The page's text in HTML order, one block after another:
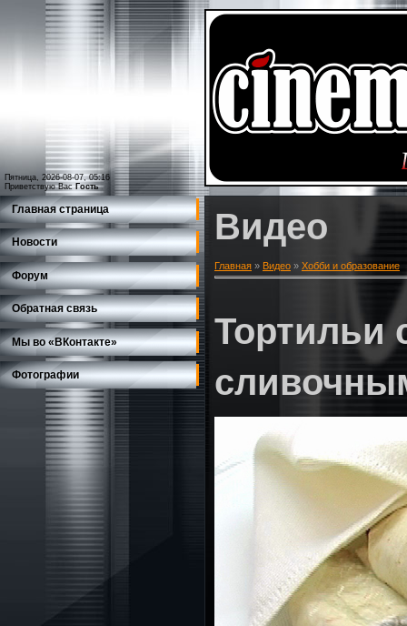
Пятница, 2026-08-07, 05:16
Приветствую Вас Гость
Главная страница
Новости
Форум
Обратная связь
Мы во «ВКонтакте»
Фотографии
Видео
Главная » Видео » Хобби и образование
Тортильи